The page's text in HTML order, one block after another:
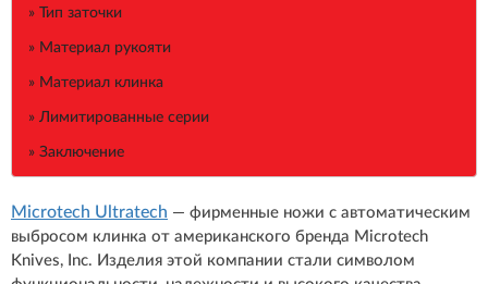
» Тип заточки
» Материал рукояти
» Материал клинка
» Лимитированные серии
» Заключение
Microtech Ultratech — фирменные ножи с автоматическим
выбросом клинка от американского бренда Microtech
Knives, Inc. Изделия этой компании стали символом